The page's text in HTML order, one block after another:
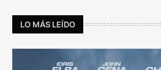
LO MÁS LEÍDO